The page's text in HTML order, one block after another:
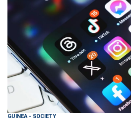
GUINEA- SOCIETY